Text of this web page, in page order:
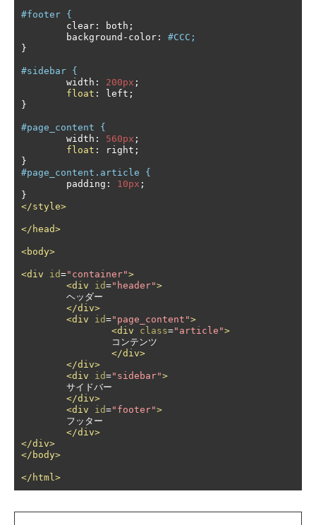
#footer {
	clear
: both ;
	background
- color :
#CCC;
}
#sidebar {
	width
: 200px ;
float : left ;
}
#page_content {
	width
: 560px ;
float : right ;
}
#page_content.article {
	padding
: 10px ;
}
</style>
</head>
<body>
<div id="container">
<div
id="header">
</div>
<div
id="page_content">
<div
class="article">
</div>
</div>
<div
id="sidebar">
</div>
<div
id="footer">
</div>
</div>
</body>
</html>